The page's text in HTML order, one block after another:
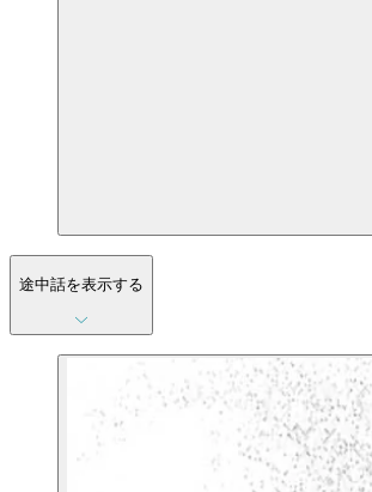
途中話を表示する